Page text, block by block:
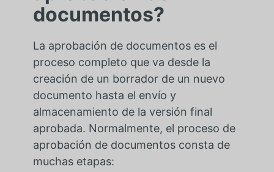
documentos?
La aprobación de documentos es el
proceso completo que va desde la
creación de un borrador de un nuevo
documento hasta el envío y
almacenamiento de la versión final
aprobada. Normalmente, el proceso de
aprobación de documentos consta de
muchas etapas: